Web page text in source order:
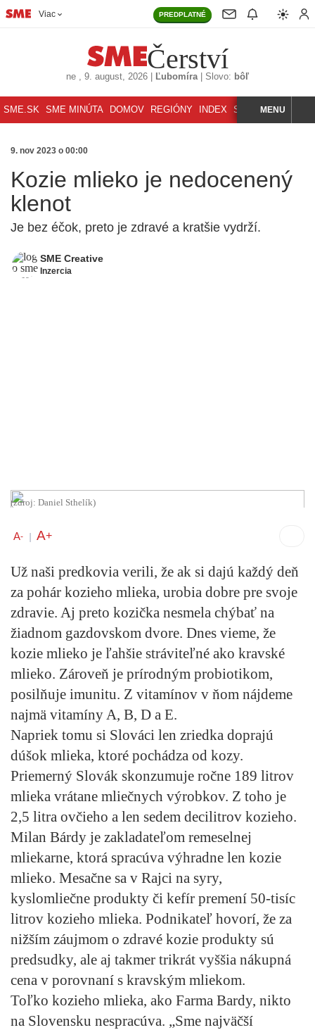
Viac PREDPLATNÉ
Čerství
ne , 9. august, 2026 Ľubomíra| Slovo: bôľ
SME.SK SME MINÚTA DOMOV REGIÓNY INDEX SVET ŠPORT
HĽADAJMENU
9. nov 2023 o 00:00
Kozie mlieko je nedocenený
klenot
Je bez éčok, preto je zdravé a kratšie vydrží.
SME Creative
Inzercia
(zdroj: Daniel Sthelík)
A- | A+
Už naši predkovia verili, že ak si dajú každý deň
za pohár kozieho mlieka, urobia dobre pre svoje
zdravie. Aj preto kozička nesmela chýbať na
žiadnom gazdovskom dvore. Dnes vieme, že
kozie mlieko je ľahšie stráviteľné ako kravské
mlieko. Zároveň je prírodným probiotikom,
posilňuje imunitu. Z vitamínov v ňom nájdeme
najmä vitamíny A, B, D a E.
Napriek tomu si Slováci len zriedka doprajú
dúšok mlieka, ktoré pochádza od kozy.
Priemerný Slovák skonzumuje ročne 189 litrov
mlieka vrátane mliečnych výrobkov. Z toho je
2,5 litra ovčieho a len sedem decilitrov kozieho.
Milan Bárdy je zakladateľom remeselnej
mliekarne, ktorá spracúva výhradne len kozie
mlieko. Mesačne sa v Rajci na syry,
kyslomliečne produkty či kefír premení 50-tisíc
litrov kozieho mlieka. Podnikateľ hovorí, že za
nižším záujmom o zdravé kozie produkty sú
predsudky, ale aj takmer trikrát vyššia nákupná
cena v porovnaní s kravským mliekom.
Toľko kozieho mlieka, ako Farma Bardy, nikto
na Slovensku nespracúva. „Sme najväčší